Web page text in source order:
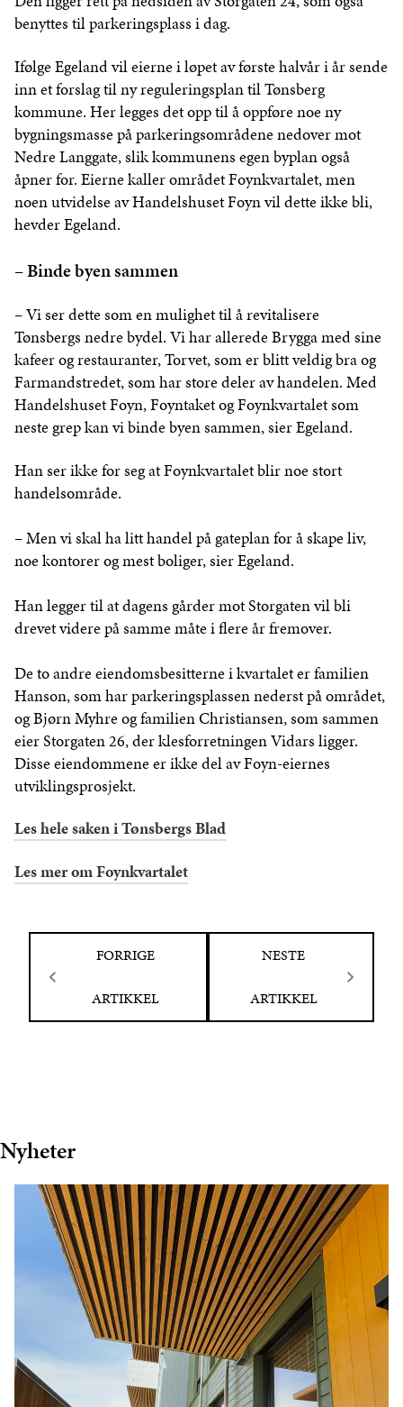
benyttes til parkeringsplass i dag.
Ifølge Egeland vil eierne i løpet av første halvår i år sende
inn et forslag til ny reguleringsplan til Tønsberg
kommune. Her legges det opp til å oppføre noe ny
bygningsmasse på parkeringsområdene nedover mot
Nedre Langgate, slik kommunens egen byplan også
åpner for. Eierne kaller området Foynkvartalet, men
noen utvidelse av Handelshuset Foyn vil dette ikke bli,
hevder Egeland.
– Binde byen sammen
– Vi ser dette som en mulighet til å revitalisere
Tønsbergs nedre bydel. Vi har allerede Brygga med sine
kafeer og restauranter, Torvet, som er blitt veldig bra og
Farmandstredet, som har store deler av handelen. Med
Handelshuset Foyn, Foyntaket og Foynkvartalet som
neste grep kan vi binde byen sammen, sier Egeland.
Han ser ikke for seg at Foynkvartalet blir noe stort
handelsområde.
– Men vi skal ha litt handel på gateplan for å skape liv,
noe kontorer og mest boliger, sier Egeland.
Han legger til at dagens gårder mot Storgaten vil bli
drevet videre på samme måte i flere år fremover.
De to andre eiendomsbesitterne i kvartalet er familien
Hanson, som har parkeringsplassen nederst på området,
og Bjørn Myhre og familien Christiansen, som sammen
eier Storgaten 26, der klesforretningen Vidars ligger.
Disse eiendommene er ikke del av Foyn-eiernes
utviklingsprosjekt.
Les hele saken i Tønsbergs Blad
Les mer om Foynkvartalet
FORRIGE
ARTIKKEL
NESTE
ARTIKKEL
Nyheter